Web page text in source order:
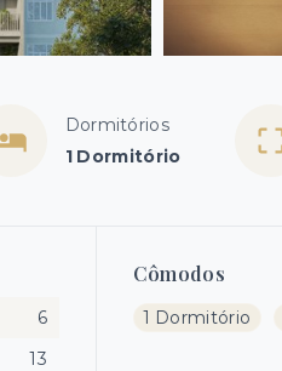
Dormitórios
1 Dormitório
Cômodos
1 Dormitório
6
13